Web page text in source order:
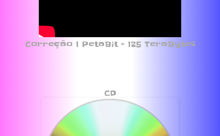
Correção 1 PetaBit = 125 TeraBytes
CD